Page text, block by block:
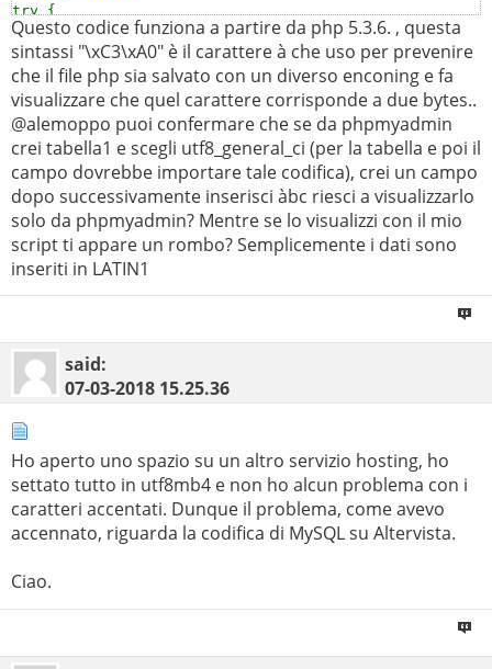
try {
$user='';
$pass= '';
$db= 'my_nick';
$dbh= new
PDO("mysql:host=localhost;dbname=$db;charset=utf8"
$user,$pass );
$dbh ->exec( "CREATE TABLE IF NOT EXIST
`$db`.`tabella2` (
`campo` varchar(6) NOT NULL
) ENGINE=MyISAM DEFAULT CHARSET=utf8");
$stmt= $dbh ->prepare
(`campo`) VALUES (:value)");
6);
$value="\xC3\xA0"
$stmt ->execute ();
foreach(
`tabella2`'
header( 'Content-type: text/plain; charset=utf-8' );
print_r ($row );
}
$dbh =null;
print
die();
?>
Questo codice funziona a partire da php 5.3.6. , questa
sintassi "\xC3\xA0" è il carattere à che uso per prevenire
che il file php sia salvato con un diverso enconing e fa
visualizzare che quel carattere corrisponde a due bytes..
@alemoppo puoi confermare che se da phpmyadmin
crei tabella1 e scegli utf8_general_ci (per la tabella e poi il
campo dovrebbe importare tale codifica), crei un campo
dopo successivamente inserisci àbc riesci a visualizzarlo
solo da phpmyadmin? Mentre se lo visualizzi con il mio
script ti appare un rombo? Semplicemente i dati sono
inseriti in LATIN1
said:
07-03-2018 15.25.36
Ho aperto uno spazio su un altro servizio hosting, ho
settato tutto in utf8mb4 e non ho alcun problema con i
caratteri accentati. Dunque il problema, come avevo
accennato, riguarda la codifica di MySQL su Altervista.
Ciao.